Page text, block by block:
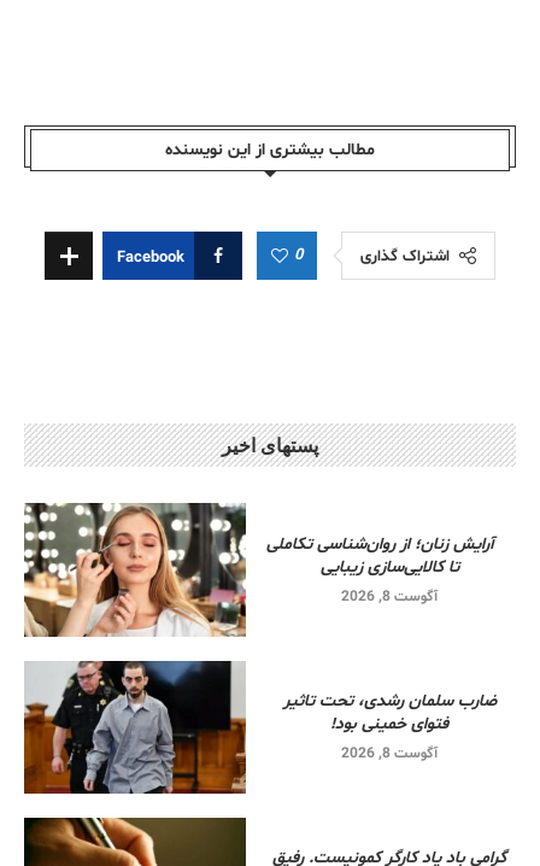
مطالب بیشتری از این نویسندە
اشتراک گذاری 0
Facebook
پستهای اخیر
آرایش زنان؛ از روان‌شناسی تکاملی
تا کالایی‌سازی زیبایی
آگوست 8, 2026
ضارب سلمان رشدی، تحت تاثیر
فتوای خمینی بود!
آگوست 8, 2026
گرامی باد یاد کارگر کمونیست. رفیق